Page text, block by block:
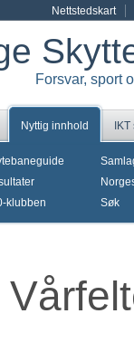
Nettstedskart
Forsvar, sport
Nyttig innhold
klubben
Søk